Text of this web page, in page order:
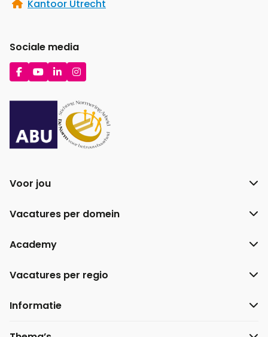
Kantoor Utrecht
Sociale media
Ga
naar
Facebook
Ga
naar
YouTube
Ga
naar
LinkedIn
Ga
naar
Instagram
Voor jou
Vacatures per domein
Academy
Vacatures per regio
Informatie